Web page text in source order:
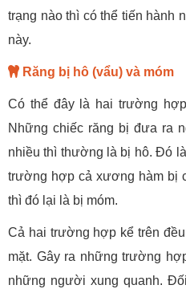
trạng nào thì có thể tiến hành
này.
Răng bị hô (vẩu) và móm
Có thể đây là hai trường
Những chiếc răng bị đưa ra
nhiều thì thường là bị hô. Đó
trường hợp cả xương hàm bị
thì đó lại là bị móm.
Cả hai trường hợp kể trên
mặt. Gây ra những trường
những người xung quanh.